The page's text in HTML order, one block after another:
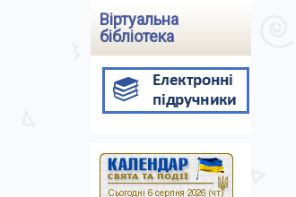
Віртуальна
бібліотека